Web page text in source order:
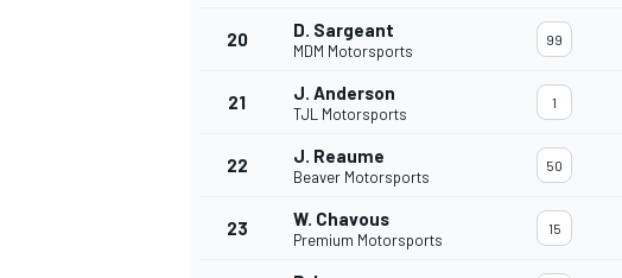
20 D. Sargeant
MDM Motorsports
99
21 J. Anderson
TJL Motorsports
1
22 J. Reaume
Beaver Motorsports
50
23 W. Chavous
Premium Motorsports
15